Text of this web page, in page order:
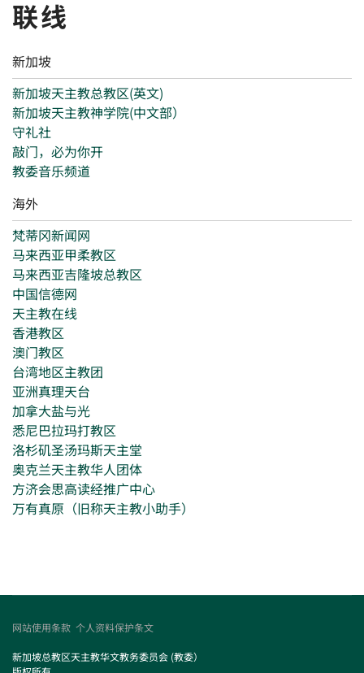
联线
新加坡
新加坡天主教总教区(英文)
新加坡天主教神学院(中文部）
守礼社
敲门，必为你开
教委音乐频道
海外
梵蒂冈新闻网
马来西亚甲柔教区
马来西亚吉隆坡总教区
中国信德网
天主教在线
香港教区
澳门教区
台湾地区主教团
亚洲真理天台
加拿大盐与光
悉尼巴拉玛打教区
洛杉矶圣汤玛斯天主堂
奥克兰天主教华人团体
方济会思高读经推广中心
万有真原（旧称天主教小助手）
网站使用条款 个人资料保护条文
新加坡总教区天主教华文教务委员会 (教委）